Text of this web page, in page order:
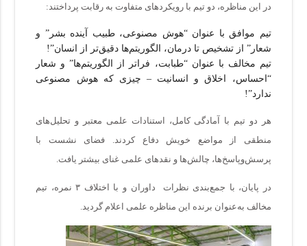
در این مناظره، دو تیم با رویکردهای متفاوت به رقابت پرداختند:
تیم موافق با عنوان “هوش مصنوعی، طبیب آینده بشر” و
شعار” از تشخیص تا درمان، الگوریتم‌ها دقیق‌تر از انسان”!
تیم مخالف با عنوان “طبابت، فراتر از الگوریتم‌ها” و شعار
“احساس، اخلاق و انسانیت – چیزی که هوش مصنوعی
ندارد”!
هر دو تیم با آمادگی کامل، استنادات علمی معتبر و تحلیل‌های
منطقی از مواضع خویش دفاع کردند. فضای نشست با
پرسش‌وپاسخ‌ها، چالش‌ها و نقدهای علمی غنای بیشتر یافت.
در پایان، با جمع‌بندی نظرات داوران و با اختلاف ۳ نمره، تیم
مخالف به‌عنوان برنده این مناظره علمی اعلام گردید.